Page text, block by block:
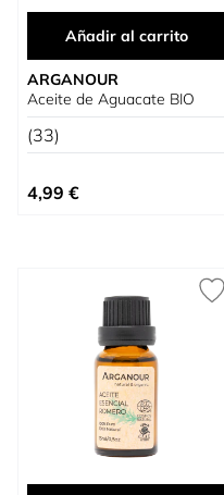
Añadir al carrito
ARGANOUR
Aceite de Aguacate BIO
(33)
4,99 €